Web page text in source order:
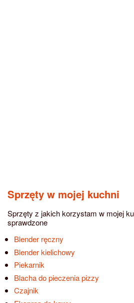
Sprzęty w mojej kuchni
Sprzęty z jakich korzystam w mojej
sprawdzone
Blender ręczny
Blender kielichowy
Piekarnik
Blacha do pieczenia pizzy
Czajnik